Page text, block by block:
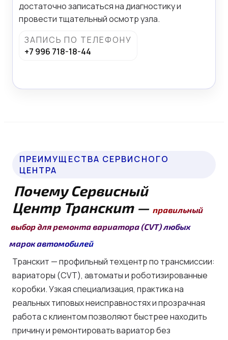
достаточно записаться на диагностику и
провести тщательный осмотр узла.
ЗАПИСЬ ПО ТЕЛЕФОНУ
+7 996 718-18-44
ПРЕИМУЩЕСТВА СЕРВИСНОГО
ЦЕНТРА
Почему Сервисный
Центр Транскит —правильный
выбор для ремонта вариатора (CVT) любых
марок автомобилей
Транскит — профильный техцентр по трансмиссии:
вариаторы (CVT), автоматы и роботизированные
коробки. Узкая специализация, практика на
реальных типовых неисправностях и прозрачная
работа с клиентом позволяют быстрее находить
причину и ремонтировать вариатор без